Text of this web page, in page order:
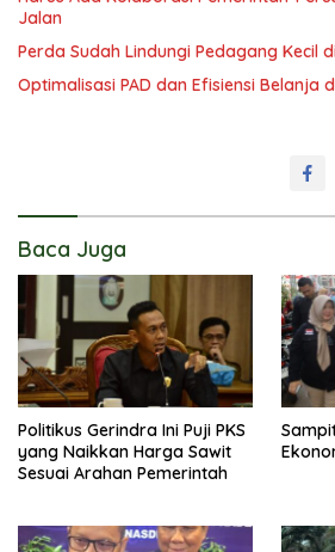
Jalan
Perda Sudah Lindungi Pedagang Kecil
Optimalisasi PAD dan Efisiensi Belanja
Baca Juga
Politikus Gerindra Ini Puji PKS
yang Naikkan Harga Sawit
Sesuai Arahan Pemerintah